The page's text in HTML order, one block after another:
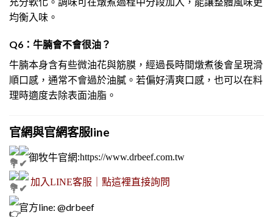
均衡入味。
Q6：牛腩會不會很油？
牛腩本身含有些微油花與筋膜，經過長時間燉煮後會呈現滑
順口感，通常不會過於油膩。若偏好清爽口感，也可以在料
理時適度去除表面油脂。
官網與官網客服line
御牧牛官網:https://www.drbeef.com.tw
加入LINE客服｜點這裡直接詢問
官方line: @drbeef